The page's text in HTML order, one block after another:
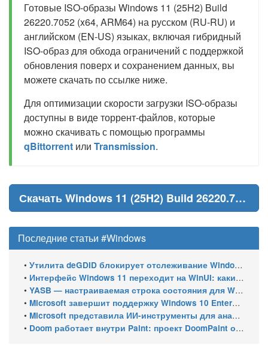
Готовые ISO-образы Windows 11 (25H2) Build
26220.7052 (x64, ARM64) на русском (RU-RU) и
английском (EN-US) языках, включая гибридный
ISO-образ для обхода ограничений с поддержкой
обновления поверх и сохранением данных, вы
можете скачать по ссылке ниже.
Для оптимизации скорости загрузки ISO-образы
доступны в виде торрент-файлов, которые
можно скачивать с помощью программы
qBittorrent или Transmission.
Скачать Windows 11 (25H2) Build 26220.7052
Последние статьи #Windows
• Утилита deGDID блокирует отслеживание Windows по глобальному идентификатору устройства
• Интерфейс Windows 11 переходит на WinUI: какие системные элементы обновит Microsoft
• YASB — настраиваемая строка состояния для Windows с виджетами и поддержкой нескольких мониторов
• Microsoft завершит поддержку Windows 10 Enterprise LTSC 2021 в январе 2027 года. ESU продлят обновления до января 2030 года
• Microsoft представила ИИ-инструменты для анализа производительности Windows: ETW MCP и WPA MCP
• Doom работает внутри Paint: проект DoomPaint от технического директора Microsoft Azure